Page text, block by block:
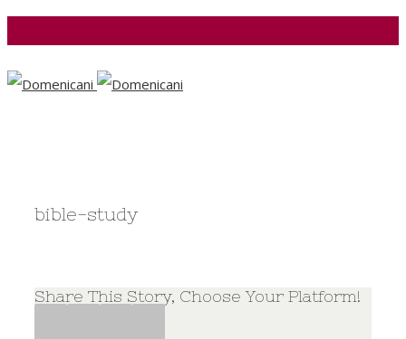
bible-study
Share This Story, Choose Your Platform!